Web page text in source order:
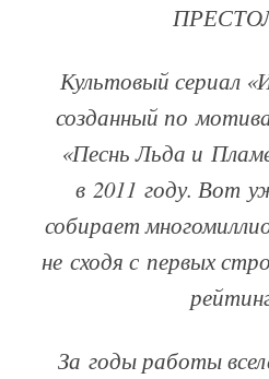
Культовый сериал
созданный по
«Песнь Льда и
в 2011 году. Вот
собирает
не сходя с первых
За годы работы